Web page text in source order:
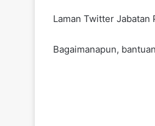
Laman Twitter Jabatan
Bagaimanapun,